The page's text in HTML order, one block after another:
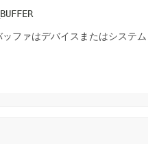
ッファはデバイスまたはシステ